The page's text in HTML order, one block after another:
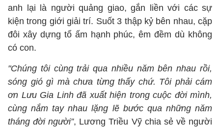
anh lại là người quảng giao, gắn liền với các sự
kiện trong giới giải trí. Suốt 3 thập kỷ bên nhau, cặp
đôi xây dựng tổ ấm hạnh phúc, êm đềm dù không
có con.
"Chúng tôi cùng trải qua nhiều năm bên nhau rồi,
sóng gió gì mà chưa từng thấy chứ. Tôi phải cám
ơn Lưu Gia Linh đã xuất hiện trong cuộc đời mình,
cùng nắm tay nhau lặng lẽ bước qua những năm
tháng đời người”, Lương Triều Vỹ chia sẻ về người